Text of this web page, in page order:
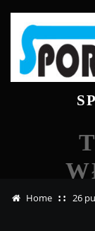
content
Home 26